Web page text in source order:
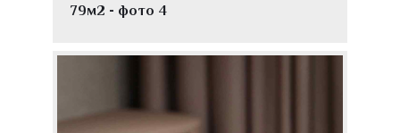
79м2 - фото 4